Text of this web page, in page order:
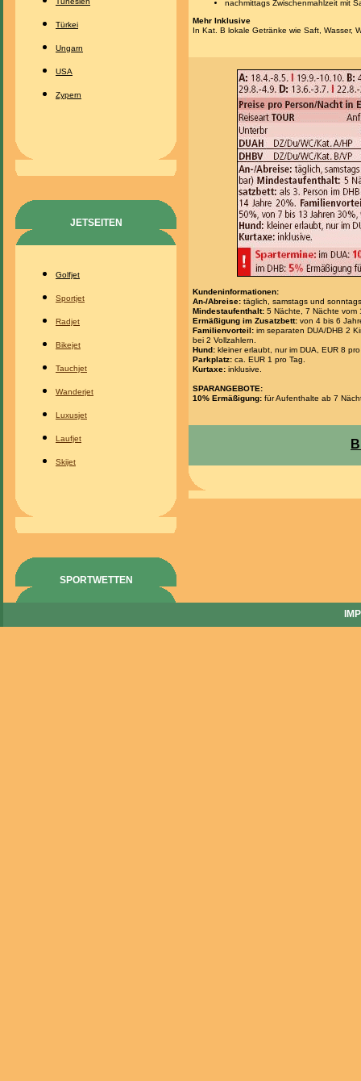
Türkei
Ungarn
USA
Zypern
JETSEITEN
Golfjet
Sportjet
Radjet
Bikejet
Tauchjet
Wanderjet
Luxusjet
Laufjet
Skijet
SPORTWETTEN
nachmittags Zwischenmahlzeit mit
Mehr Inklusive
In Kat. B lokale Getränke wie Saft, Wasser,
Kundeninformationen:
An-/Abreise: täglich, samstags und
Mindestaufenthalt: 5 Nächte, 7 Nächte vom
Ermäßigung im Zusatzbett: von 4 bis 6
Familienvorteil: im separaten DUA/DHB 2
bei 2 Vollzahlern.
Hund: kleiner erlaubt, nur im DUA, EUR 8
Parkplatz: ca. EUR 1 pro Tag.
Kurtaxe: inklusive.
SPARANGEBOTE:
10% Ermäßigung: für Aufenthalte ab 7